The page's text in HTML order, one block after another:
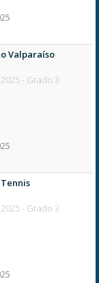
Valparaíso
- Grado 3
- Grado 3